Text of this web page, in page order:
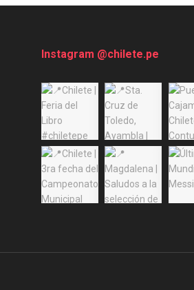
Instagram @chilete.pe